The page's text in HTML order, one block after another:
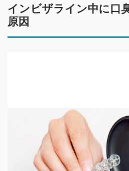
インビザライン中に口
原因